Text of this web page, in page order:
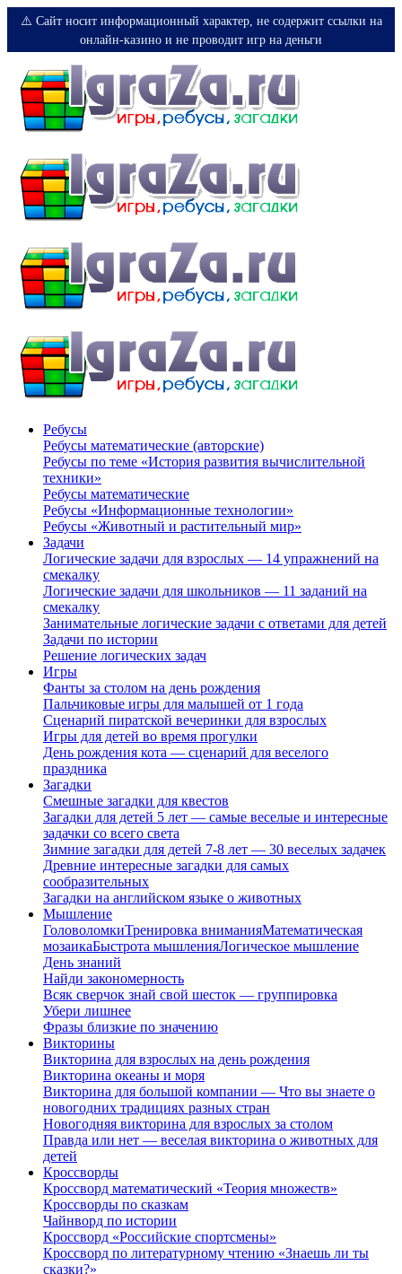
⚠️ Сайт носит информационный характер, не содержит ссылки на
онлайн-казино и не проводит игр на деньги
Ребусы
Ребусы математические (авторские)
Ребусы по теме «История развития вычислительной
техники»
Ребусы математические
Ребусы «Информационные технологии»
Ребусы «Животный и растительный мир»
Задачи
Логические задачи для взрослых — 14 упражнений на
смекалку
Логические задачи для школьников — 11 заданий на
смекалку
Занимательные логические задачи с ответами для детей
Задачи по истории
Решение логических задач
Игры
Фанты за столом на день рождения
Пальчиковые игры для малышей от 1 года
Сценарий пиратской вечеринки для взрослых
Игры для детей во время прогулки
День рождения кота — сценарий для веселого
праздника
Загадки
Смешные загадки для квестов
Загадки для детей 5 лет — самые веселые и интересные
задачки со всего света
Зимние загадки для детей 7-8 лет — 30 веселых задачек
Древние интересные загадки для самых
сообразительных
Загадки на английском языке о животных
Мышление
ГоловоломкиТренировка вниманияМатематическая
мозаикаБыстрота мышленияЛогическое мышление
День знаний
Найди закономерность
Всяк сверчок знай свой шесток — группировка
Убери лишнее
Фразы близкие по значению
Викторины
Викторина для взрослых на день рождения
Викторина океаны и моря
Викторина для большой компании — Что вы знаете о
новогодних традициях разных стран
Новогодняя викторина для взрослых за столом
Правда или нет — веселая викторина о животных для
детей
Кроссворды
Кроссворд математический «Теория множеств»
Кроссворды по сказкам
Чайнворд по истории
Кроссворд «Российские спортсмены»
Кроссворд по литературному чтению «Знаешь ли ты
сказки?»